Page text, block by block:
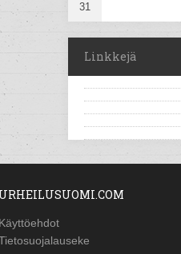
31
Linkkejä
URHEILUSUOMI.COM
Käyttöehdot